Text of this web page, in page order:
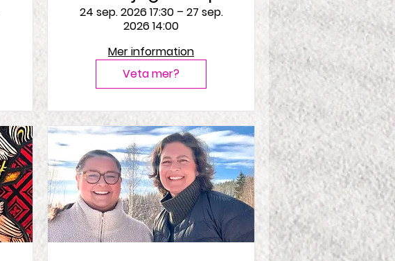
Guds kärlek? - om
att urskilja Guds
vilja i stort och
smått
24 sep. 2026 17:30 – 27 sep.
2026 14:00
Mer information
Veta mer?